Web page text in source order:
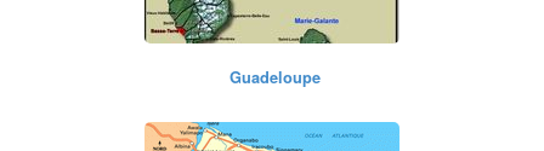
Guadeloupe